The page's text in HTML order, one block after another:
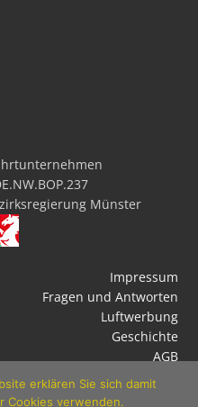
Münster
Impressum
Fragen und Antworten
Luftwerbung
Geschichte
AGB
Datenschutz
erklären Sie sich damit
Cookies verwenden.